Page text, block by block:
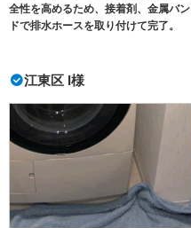
全性を高めるため、接着剤、金属バン
ドで排水ホースを取り付けて完了。
江東区 I様